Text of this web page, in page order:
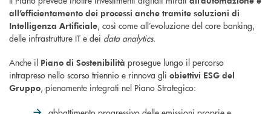
all’efficientamento dei processi anche tramite soluzioni di
Intelligenza Artificiale, così come all’evoluzione del core banking,
delle infrastrutture IT e dei data analytics.
Anche il Piano di Sostenibilità prosegue lungo il percorso
intrapreso nello scorso triennio e rinnova gli obiettivi ESG del
Gruppo, pienamente integrati nel Piano Strategico: